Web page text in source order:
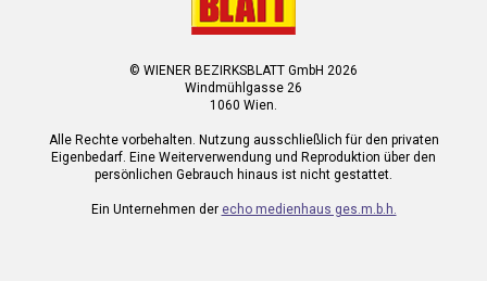
© WIENER BEZIRKSBLATT GmbH 2026
Windmühlgasse 26
1060 Wien.
Alle Rechte vorbehalten. Nutzung ausschließlich für den privaten
Eigenbedarf. Eine Weiterverwendung und Reproduktion über den
persönlichen Gebrauch hinaus ist nicht gestattet.
Ein Unternehmen der echo medienhaus ges.m.b.h.